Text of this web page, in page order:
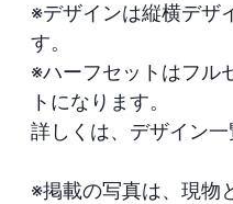
※デザインは縦横デザ
す。
※ハーフセットはフル
トになります。
詳しくは、デザイン一
※掲載の写真は、現物